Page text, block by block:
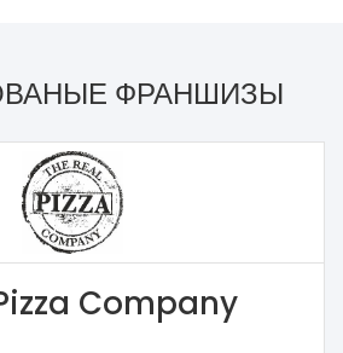
ФРАНШИЗЫ
Company